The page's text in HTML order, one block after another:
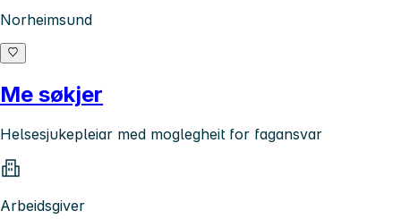
Norheimsund
Me søkjer
Helsesjukepleiar med moglegheit for fagansvar
Arbeidsgiver